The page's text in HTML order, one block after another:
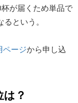
が届くため単品で
という。
ページから申し込
？